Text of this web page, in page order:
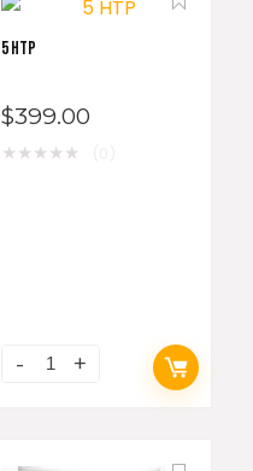
5 HTP
$399.00
★★★★★